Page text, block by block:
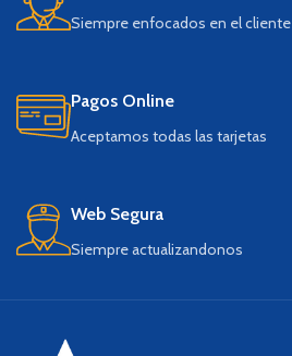
Siempre enfocados en el cliente
Pagos Online
Aceptamos todas las tarjetas
Web Segura
Siempre actualizandonos